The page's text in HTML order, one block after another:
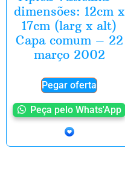
dimensões: 12cm x
17cm (larg x alt)
Capa comum – 22
março 2002
Pegar oferta
Peça pelo Whats'App